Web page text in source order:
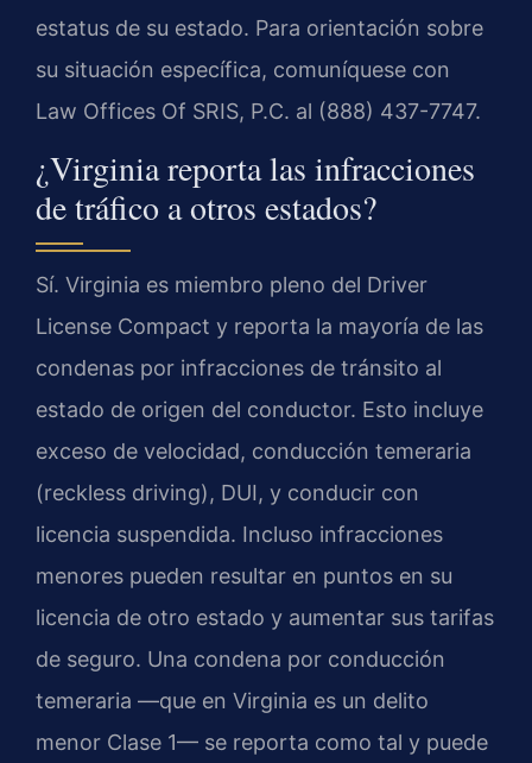
estatus de su estado. Para orientación sobre
su situación específica, comuníquese con
Law Offices Of SRIS, P.C. al (888) 437-7747.
¿Virginia reporta las infracciones
de tráfico a otros estados?
Sí. Virginia es miembro pleno del Driver
License Compact y reporta la mayoría de las
condenas por infracciones de tránsito al
estado de origen del conductor. Esto incluye
exceso de velocidad, conducción temeraria
(reckless driving), DUI, y conducir con
licencia suspendida. Incluso infracciones
menores pueden resultar en puntos en su
licencia de otro estado y aumentar sus tarifas
de seguro. Una condena por conducción
temeraria —que en Virginia es un delito
menor Clase 1— se reporta como tal y puede